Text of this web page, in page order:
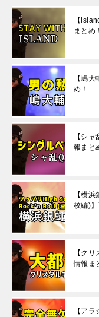
【
まとめ！
【嶋
め！
【シ
報まと
【横
校編)
【ク
情報ま
【ア